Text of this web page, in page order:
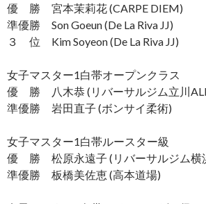
優 勝 宮本茉莉花 (CARPE DIEM)
準優勝 Son Goeun (De La Riva JJ)
３ 位 Kim Soyeon (De La Riva JJ)
女子マスター1白帯オープンクラス
優 勝 八木恭 (リバーサルジム立川
準優勝 岩田直子 (ボンサイ柔術)
女子マスター1白帯ルースター級
優 勝 松原永遠子 (リバーサルジム横
準優勝 板橋美佐恵 (高本道場)